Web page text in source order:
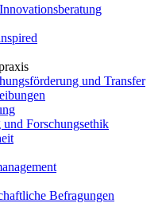
und Transfer
Forschungsethik
Befragungen